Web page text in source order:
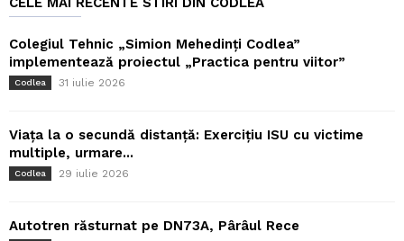
Colegiul Tehnic „Simion Mehedinți Codlea”
implementează proiectul „Practica pentru viitor”
Codlea 31 iulie 2026
Viața la o secundă distanță: Exercițiu ISU cu victime
multiple, urmare...
Codlea 29 iulie 2026
Autotren răsturnat pe DN73A, Pârâul Rece